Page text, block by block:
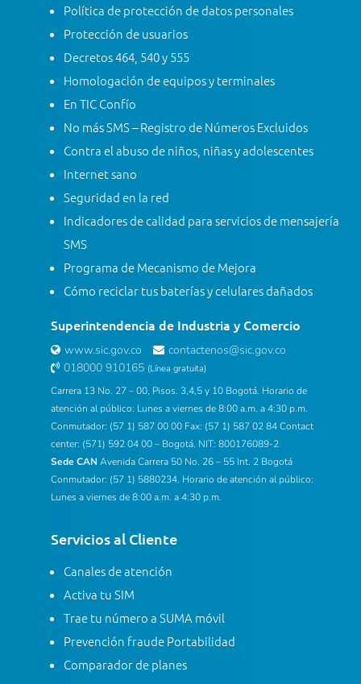
Política de protección de datos personales
Protección de usuarios
Decretos 464, 540 y 555
Homologación de equipos y terminales
En TIC Confío
No más SMS – Registro de Números Excluidos
Contra el abuso de niños, niñas y adolescentes
Internet sano
Seguridad en la red
Indicadores de calidad para servicios de mensajería
SMS
Programa de Mecanismo de Mejora
Cómo reciclar tus baterías y celulares dañados
Superintendencia de Industria y Comercio
www.sic.gov.co
contactenos@sic.gov.co
018000 910165 (Línea gratuita)
Carrera 13 No. 27 – 00, Pisos. 3,4,5 y 10 Bogotá. Horario de
atención al público: Lunes a viernes de 8:00 a.m. a 4:30 p.m.
Conmutador: (57 1) 587 00 00 Fax: (57 1) 587 02 84 Contact
center: (571) 592 04 00 – Bogotá. NIT: 800176089-2
Sede CAN Avenida Carrera 50 No. 26 – 55 Int. 2 Bogotá
Conmutador: (57 1) 5880234. Horario de atención al público:
Lunes a viernes de 8:00 a.m. a 4:30 p.m.
Servicios al Cliente
Canales de atención
Activa tu SIM
Trae tu número a SUMA móvil
Prevención fraude Portabilidad
Comparador de planes